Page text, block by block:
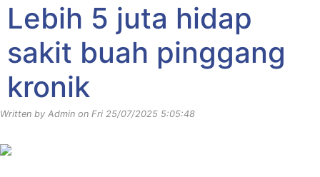
Lebih 5 juta hidap
sakit buah pinggang
kronik
Written by Admin on Fri 25/07/2025 5:05:48